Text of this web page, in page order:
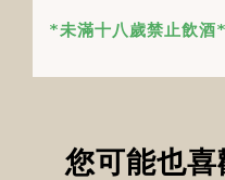
*未滿十八歲禁止飲酒*
您可能也喜